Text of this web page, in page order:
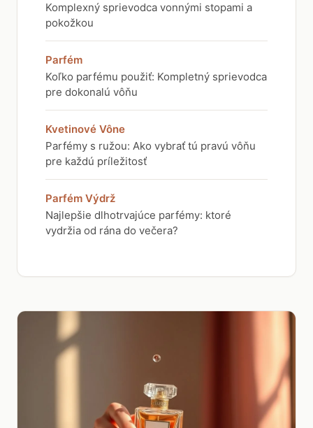
Komplexný sprievodca vonnými stopami a
pokožkou
Parfém
Koľko parfému použiť: Kompletný sprievodca
pre dokonalú vôňu
Kvetinové Vône
Parfémy s ružou: Ako vybrať tú pravú vôňu
pre každú príležitosť
Parfém Výdrž
Najlepšie dlhotrvajúce parfémy: ktoré
vydržia od rána do večera?